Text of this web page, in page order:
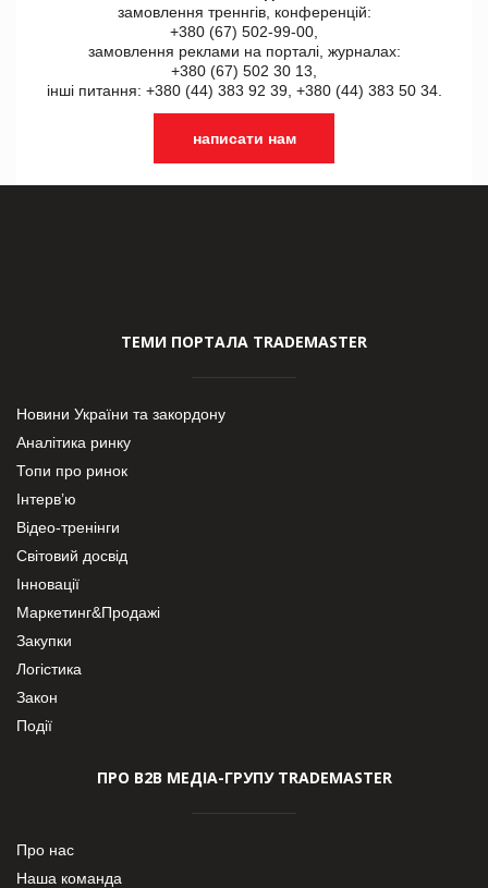
замовлення треннгів, конференцій:
+380 (67) 502-99-00,
замовлення реклами на порталі, журналах:
+380 (67) 502 30 13,
інші питання: +380 (44) 383 92 39, +380 (44) 383 50 34.
написати нам
ТЕМИ ПОРТАЛА TRADEMASTER
Новини України та закордону
Аналітика ринку
Топи про ринок
Інтерв’ю
Відео-тренінги
Світовий досвід
Інновації
Маркетинг&Продажі
Закупки
Логістика
Закон
Події
ПРО В2В МЕДІА-ГРУПУ TRADEMASTER
Про нас
Наша команда